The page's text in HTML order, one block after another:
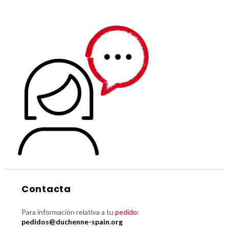
Contacta
Para información relativa a tu pedido:
pedidos@duchenne-spain.org